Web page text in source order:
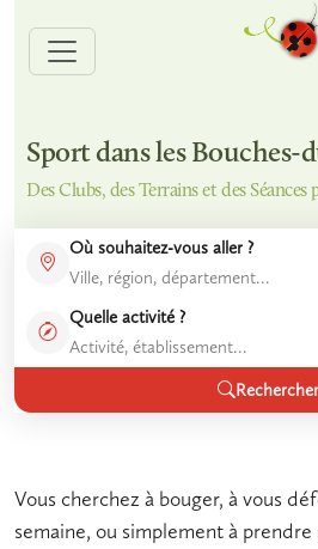
Sport dans les Bouches-
Des Clubs, des Terrains et des
Où souhaitez-vous aller ?
Quelle activité ?
Rechercher
Vous cherchez à bouger, à vous
semaine, ou simplement à